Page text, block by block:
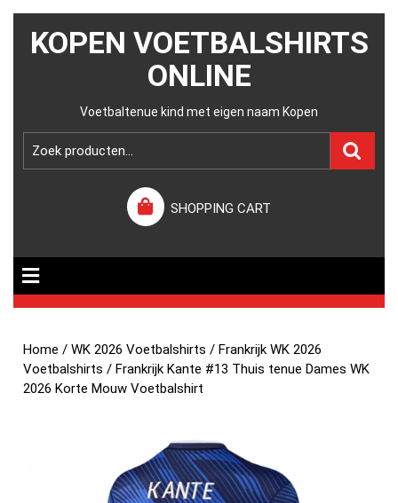
KOPEN VOETBALSHIRTS
ONLINE
Voetbaltenue kind met eigen naam Kopen
SHOPPING CART
Home /WK 2026 Voetbalshirts /Frankrijk WK 2026
Voetbalshirts / Frankrijk Kante #13 Thuis tenue Dames WK
2026 Korte Mouw Voetbalshirt